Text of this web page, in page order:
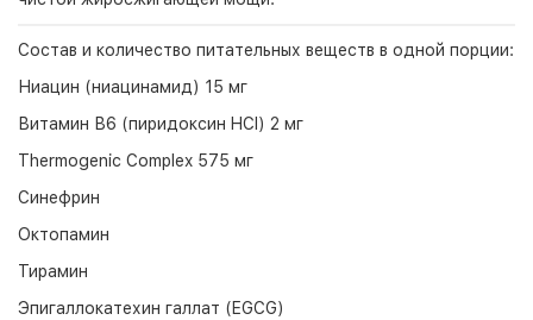
Состав и количество питательных веществ в одной порции:
Ниацин (ниацинамид) 15 мг
Витамин В6 (пиридоксин HCI) 2 мг
Thermogenic Complex 575 мг
Синефрин
Октопамин
Тирамин
Эпигаллокатехин галлат (EGCG)